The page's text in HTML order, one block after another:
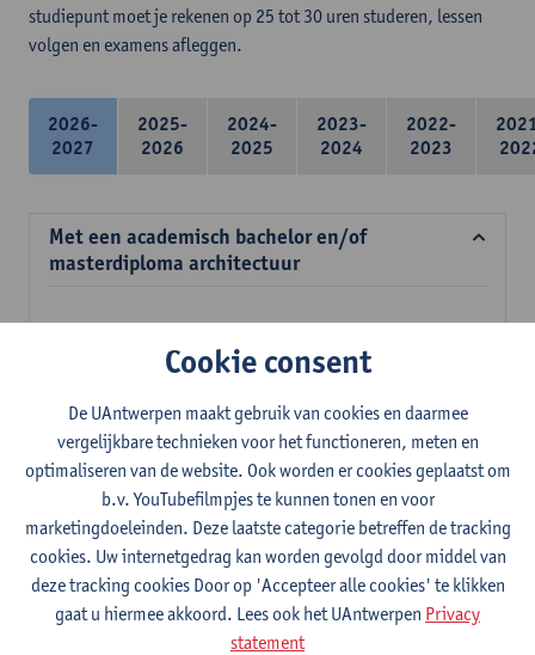
studiepunt moet je rekenen op 25 tot 30 uren studeren, lessen
volgen en examens afleggen.
2026-
2027
2025-
2026
2024-
2025
2023-
2024
2022-
2023
Met een academisch bachelor en/of
masterdiploma architectuur
Verplichte opleidingsonderdelen
Meubelconstructie en ergonomie
2E SEM
3studiepunten
Lesgever(s):
Inge Somers Ann Coen
Stefan Dherdt
Jan Jacobs
Mens en ruimte
2E SEM
3studiepunten
Lesgever(s):
Margo Annemans Gustaaf Cornelis
Cookie consent
De UAntwerpen maakt gebruik van cookies en daarmee
vergelijkbare technieken voor het functioneren, meten en
optimaliseren van de website. Ook worden er cookies geplaatst om
b.v. YouTubefilmpjes te kunnen tonen en voor
marketingdoeleinden. Deze laatste categorie betreffen de tracking
cookies. Uw internetgedrag kan worden gevolgd door middel van
deze tracking cookies Door op 'Accepteer alle cookies' te klikken
gaat u hiermee akkoord. Lees ook het UAntwerpen Privacy
statement